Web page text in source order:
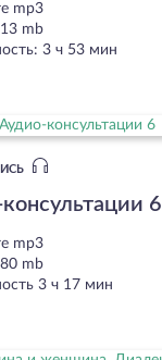
mp3
mb
3 ч 53 мин
6
mp3
mb
3 ч 17 мин